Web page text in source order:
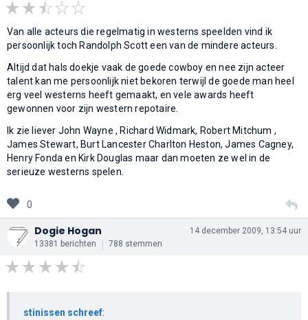
Van alle acteurs die regelmatig in westerns speelden vind ik
persoonlijk toch Randolph Scott een van de mindere acteurs.
Altijd dat hals doekje vaak de goede cowboy en nee zijn acteer
talent kan me persoonlijk niet bekoren terwijl de goede man heel
erg veel westerns heeft gemaakt, en vele awards heeft
gewonnen voor zijn western repotaire.
Ik zie liever John Wayne , Richard Widmark, Robert Mitchum ,
James Stewart, Burt Lancester Charlton Heston, James Cagney,
Henry Fonda en Kirk Douglas maar dan moeten ze wel in de
serieuze westerns spelen.
0
Dogie Hogan
13381 berichten 788 stemmen
14 december 2009, 13:54 uur
stinissen schreef: